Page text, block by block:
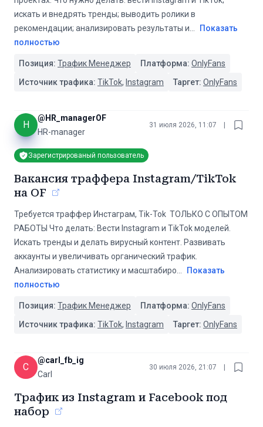
искать и внедрять тренды; выводить ролики в
рекомендации; анализировать результаты и
Показать
полностью
Позиция: Трафик Менеджер Платформа: OnlyFans
Источник трафика: TikTok, Instagram Таргет: OnlyFans
H
@ HR_managerOF
HR-manager
31 июля 2026, 11:07
Зарегистрированый пользователь
Вакансия траффера Instagram/TikTok
на OF
️Требуется траффер Инстаграм, Tik-Tok ️ ️ТОЛЬКО С ОПЫТОМ
РАБОТЫ️ Что делать: Вести Instagram и TikTok моделей.
Искать тренды и делать вирусный контент. Развивать
аккаунты и увеличивать органический трафик.
Анализировать статистику и масштабиро
Показать
полностью
Позиция: Трафик Менеджер Платформа: OnlyFans
Источник трафика: TikTok, Instagram Таргет: OnlyFans
C
@carl_fb_ig
Carl
30 июля 2026, 21:07
Трафик из Instagram и Facebook под
набор